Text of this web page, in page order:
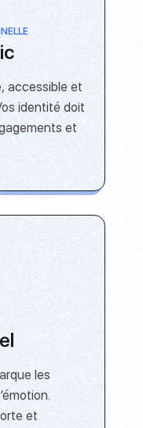
accessible et
identité doit
et
les
et